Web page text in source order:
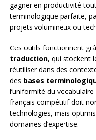
gagner en productivité
terminologique parfaite,
projets volumineux ou
Ces outils fonctionnent
traduction, qui stockent
réutiliser dans des
des bases
l’uniformité du
français compétitif doit
technologies, mais
domaines d’expertise.